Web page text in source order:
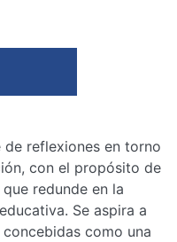
reflexiones en torno
con el propósito de
redunde en la
Se aspira a
como una